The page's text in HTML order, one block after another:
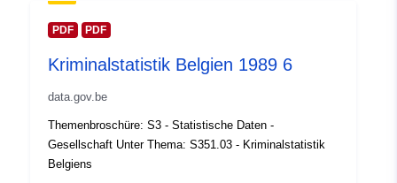
Zeitliche
01 January 1990
PDF PDF
Kriminalstatistik Belgien 1989 6
data.gov.be
Themenbroschüre: S3 - Statistische Daten -
Gesellschaft Unter Thema: S351.03 - Kriminalstatistik
Belgiens